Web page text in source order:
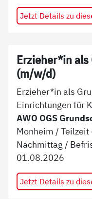
Jetzt Details zu
Erzieher*in
(m/w/d)
Erzieher*in als
Einrichtungen für
AWO OGS
Monheim /Teilzeit
Nachmittag /
01.08.2026
Jetzt Details zu